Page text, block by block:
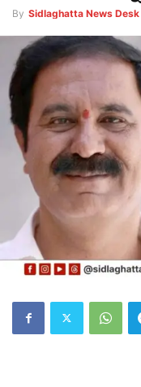
By Sidlaghatta News Desk